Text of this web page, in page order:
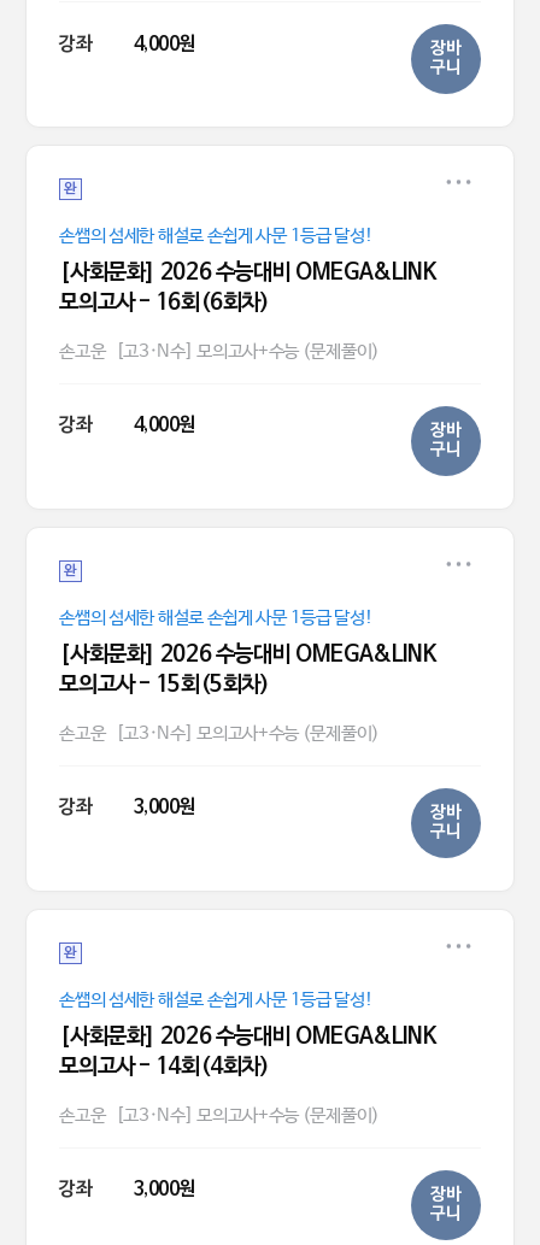
강좌 4,000원
장바
구니
완
손쌤의 섬세한 해설로 손쉽게 사문 1등급 달성!
[사회문화] 2026 수능대비 OMEGA&LINK
모의고사 - 16회(6회차)
손고운 [고3·N수] 모의고사+수능 (문제풀이)
강좌 4,000원
장바
구니
완
손쌤의 섬세한 해설로 손쉽게 사문 1등급 달성!
[사회문화] 2026 수능대비 OMEGA&LINK
모의고사 - 15회(5회차)
손고운 [고3·N수] 모의고사+수능 (문제풀이)
강좌 3,000원
장바
구니
완
손쌤의 섬세한 해설로 손쉽게 사문 1등급 달성!
[사회문화] 2026 수능대비 OMEGA&LINK
모의고사 - 14회(4회차)
손고운 [고3·N수] 모의고사+수능 (문제풀이)
강좌 3,000원
장바
구니